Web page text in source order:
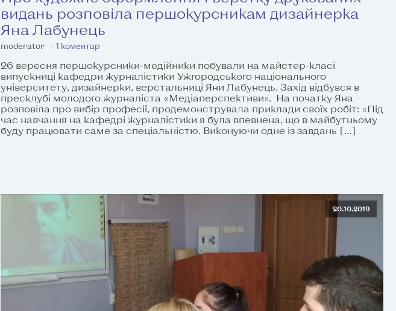
видань розповіла першокурсникам дизайнерка
Яна Лабунець
moderator 1 коментар
26 вересня першокурсники-медійники побували на майстер-класі
випускниці кафедри журналістики Ужгородського національного
університету, дизайнерки, верстальниці Яни Лабунець. Захід відбувся в
пресклубі молодого журналіста «Медіаперспективи». На початку Яна
розповіла про вибір професії, продемонструвала приклади своїх робіт: «Під
час навчання на кафедрі журналістики я була впевнена, що в майбутньому
буду працювати саме за спеціальністю. Виконуючи одне із завдань […]
20.10.2019